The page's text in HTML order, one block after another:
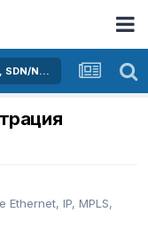
Активное оборудование Ethernet, IP, MPLS, SDN/NFV...
Ethernet, IP, MPLS,